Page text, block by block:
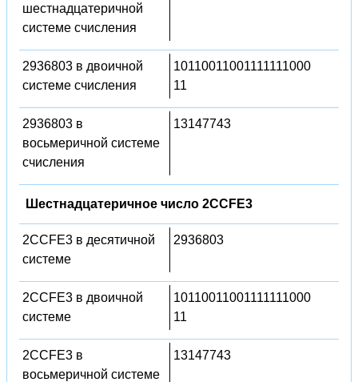
шестнадцатеричной
системе счисления
2936803 в двоичной
системе счисления
10110011001111111000
11
2936803 в
восьмеричной системе
счисления
13147743
Шестнадцатеричное число 2CCFE3
2CCFE3 в десятичной
системе
2936803
2CCFE3 в двоичной
системе
10110011001111111000
11
2CCFE3 в
восьмеричной системе
13147743